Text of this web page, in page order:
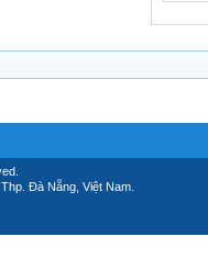
Đà Nẵng, Việt Nam.